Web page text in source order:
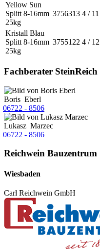
Yellow Sun
Splitt 8-16mm
25kg
3756313 4 / 11
Kristall Blau
Splitt 8-16mm
25kg
3755122 4 / 12
Fachberater SteinReich
Boris Eberl
06722 - 8506
Lukasz Marzec
06722 - 8506
Reichwein Bauzentrum
Wiesbaden
Carl Reichwein GmbH